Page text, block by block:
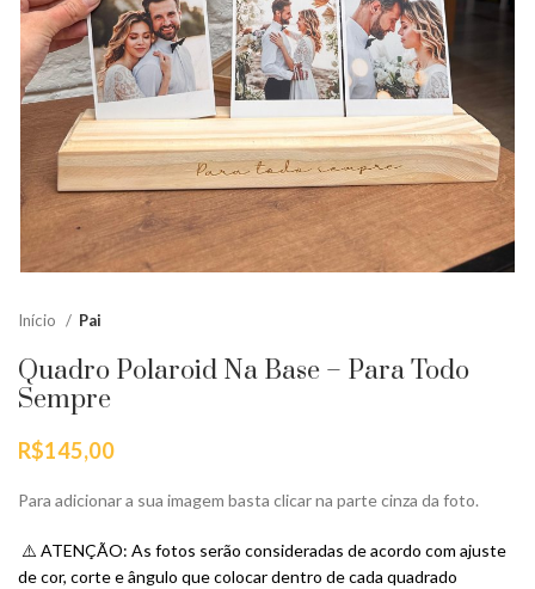
Início Pai
Quadro Polaroid Na Base – Para Todo
Sempre
R$145,00
Para adicionar a sua imagem basta clicar na parte cinza da foto.
⚠️ ATENÇÃO: As fotos serão consideradas de acordo com ajuste
de cor, corte e ângulo que colocar dentro de cada quadrado